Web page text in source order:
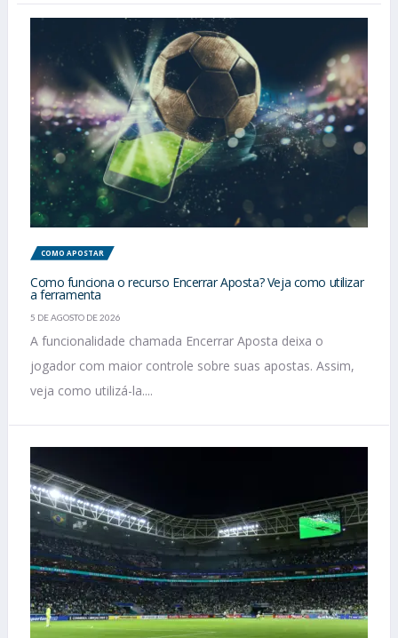
COMO APOSTAR
Como funciona o recurso Encerrar Aposta? Veja como utilizar
a ferramenta
5 DE AGOSTO DE 2026
A funcionalidade chamada Encerrar Aposta deixa o
jogador com maior controle sobre suas apostas. Assim,
veja como utilizá-la....